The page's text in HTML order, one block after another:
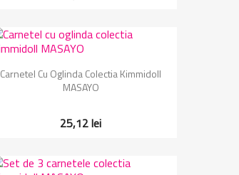
Vizualizare rapida
Carnetel Cu Oglinda Colectia Kimmidoll
MASAYO
25,12 lei